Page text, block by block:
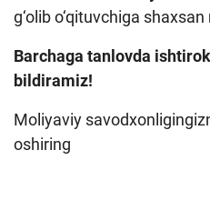
g‘olib o‘qituvchiga
Barchaga tanlovda
bildiramiz!
Moliyaviy
oshiring